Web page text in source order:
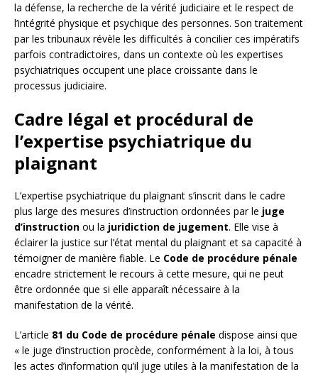
la défense, la recherche de la vérité judiciaire et le respect de
l’intégrité physique et psychique des personnes. Son traitement
par les tribunaux révèle les difficultés à concilier ces impératifs
parfois contradictoires, dans un contexte où les expertises
psychiatriques occupent une place croissante dans le
processus judiciaire.
Cadre légal et procédural de
l’expertise psychiatrique du
plaignant
L’expertise psychiatrique du plaignant s’inscrit dans le cadre
plus large des mesures d’instruction ordonnées par le juge
d’instruction ou la juridiction de jugement. Elle vise à
éclairer la justice sur l’état mental du plaignant et sa capacité à
témoigner de manière fiable. Le Code de procédure pénale
encadre strictement le recours à cette mesure, qui ne peut
être ordonnée que si elle apparaît nécessaire à la
manifestation de la vérité.
L’article 81 du Code de procédure pénale dispose ainsi que
« le juge d’instruction procède, conformément à la loi, à tous
les actes d’information qu’il juge utiles à la manifestation de la